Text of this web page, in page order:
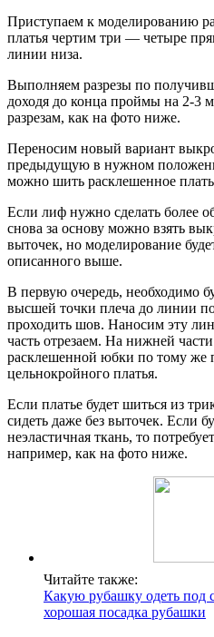
Приступаем к моделированию
платья чертим три — четыре
линии низа.
Выполняем разрезы по
доходя до конца проймы на 2-3
разрезам, как на фото ниже.
Переносим новый вариант
предыдущую в нужном
можно шить расклешенное
Если лиф нужно сделать более
снова за основу можно взять
выточек, но моделирование
описанного выше.
В первую очередь, необходимо
высшей точки плеча до линии
проходить шов. Наносим эту
часть отрезаем. На нижней
расклешенной юбки по тому же
цельнокройного платья.
Если платье будет шиться из
сидеть даже без выточек. Если
неэластичная ткань, то
например, как на фото ниже.
Читайте также:
Какую рубашку одеть под
хорошая посадка рубашки